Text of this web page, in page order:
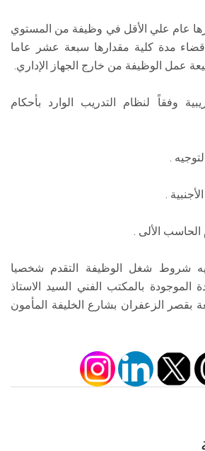
عام علي الأقل في وظيفة من المستوي
قضاء مدة كلية مقدارها سبعة عشر عاما
عمل الوظيفة من خارج الجهاز الإداري.
وفقاً لنظام التدريب الوارد بأحكام
.
.
الحاسب الألى .
شروط شغل الوظيفة التقدم شخصيا
الموجودة بالمكتب الفني السيد الاستاذ
بقصر الزعفران بشارع الخليفة المأمون